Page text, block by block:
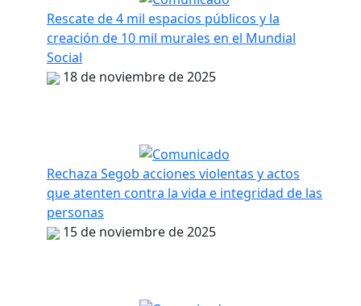
Rescate de 4 mil espacios públicos y la
creación de 10 mil murales en el Mundial
Social
18 de noviembre de 2025
Rechaza Segob acciones violentas y actos
que atenten contra la vida e integridad de las
personas
15 de noviembre de 2025